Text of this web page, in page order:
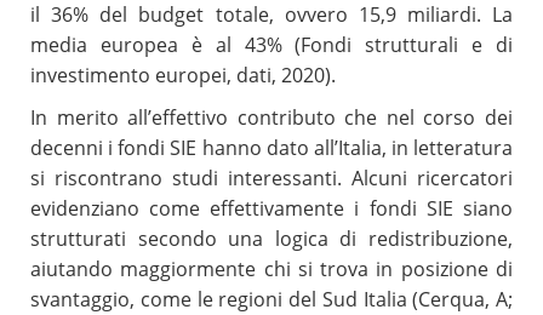
il 36% del budget totale, ovvero 15,9 miliardi. La
media europea è al 43% (Fondi strutturali e di
investimento europei, dati, 2020).
In merito all’effettivo contributo che nel corso dei
decenni i fondi SIE hanno dato all’Italia, in letteratura
si riscontrano studi interessanti. Alcuni ricercatori
evidenziano come effettivamente i fondi SIE siano
strutturati secondo una logica di redistribuzione,
aiutando maggiormente chi si trova in posizione di
svantaggio, come le regioni del Sud Italia (Cerqua, A;